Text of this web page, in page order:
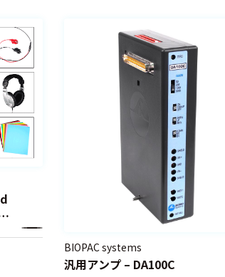
BIOPAC systems
汎用アンプ – DA100C